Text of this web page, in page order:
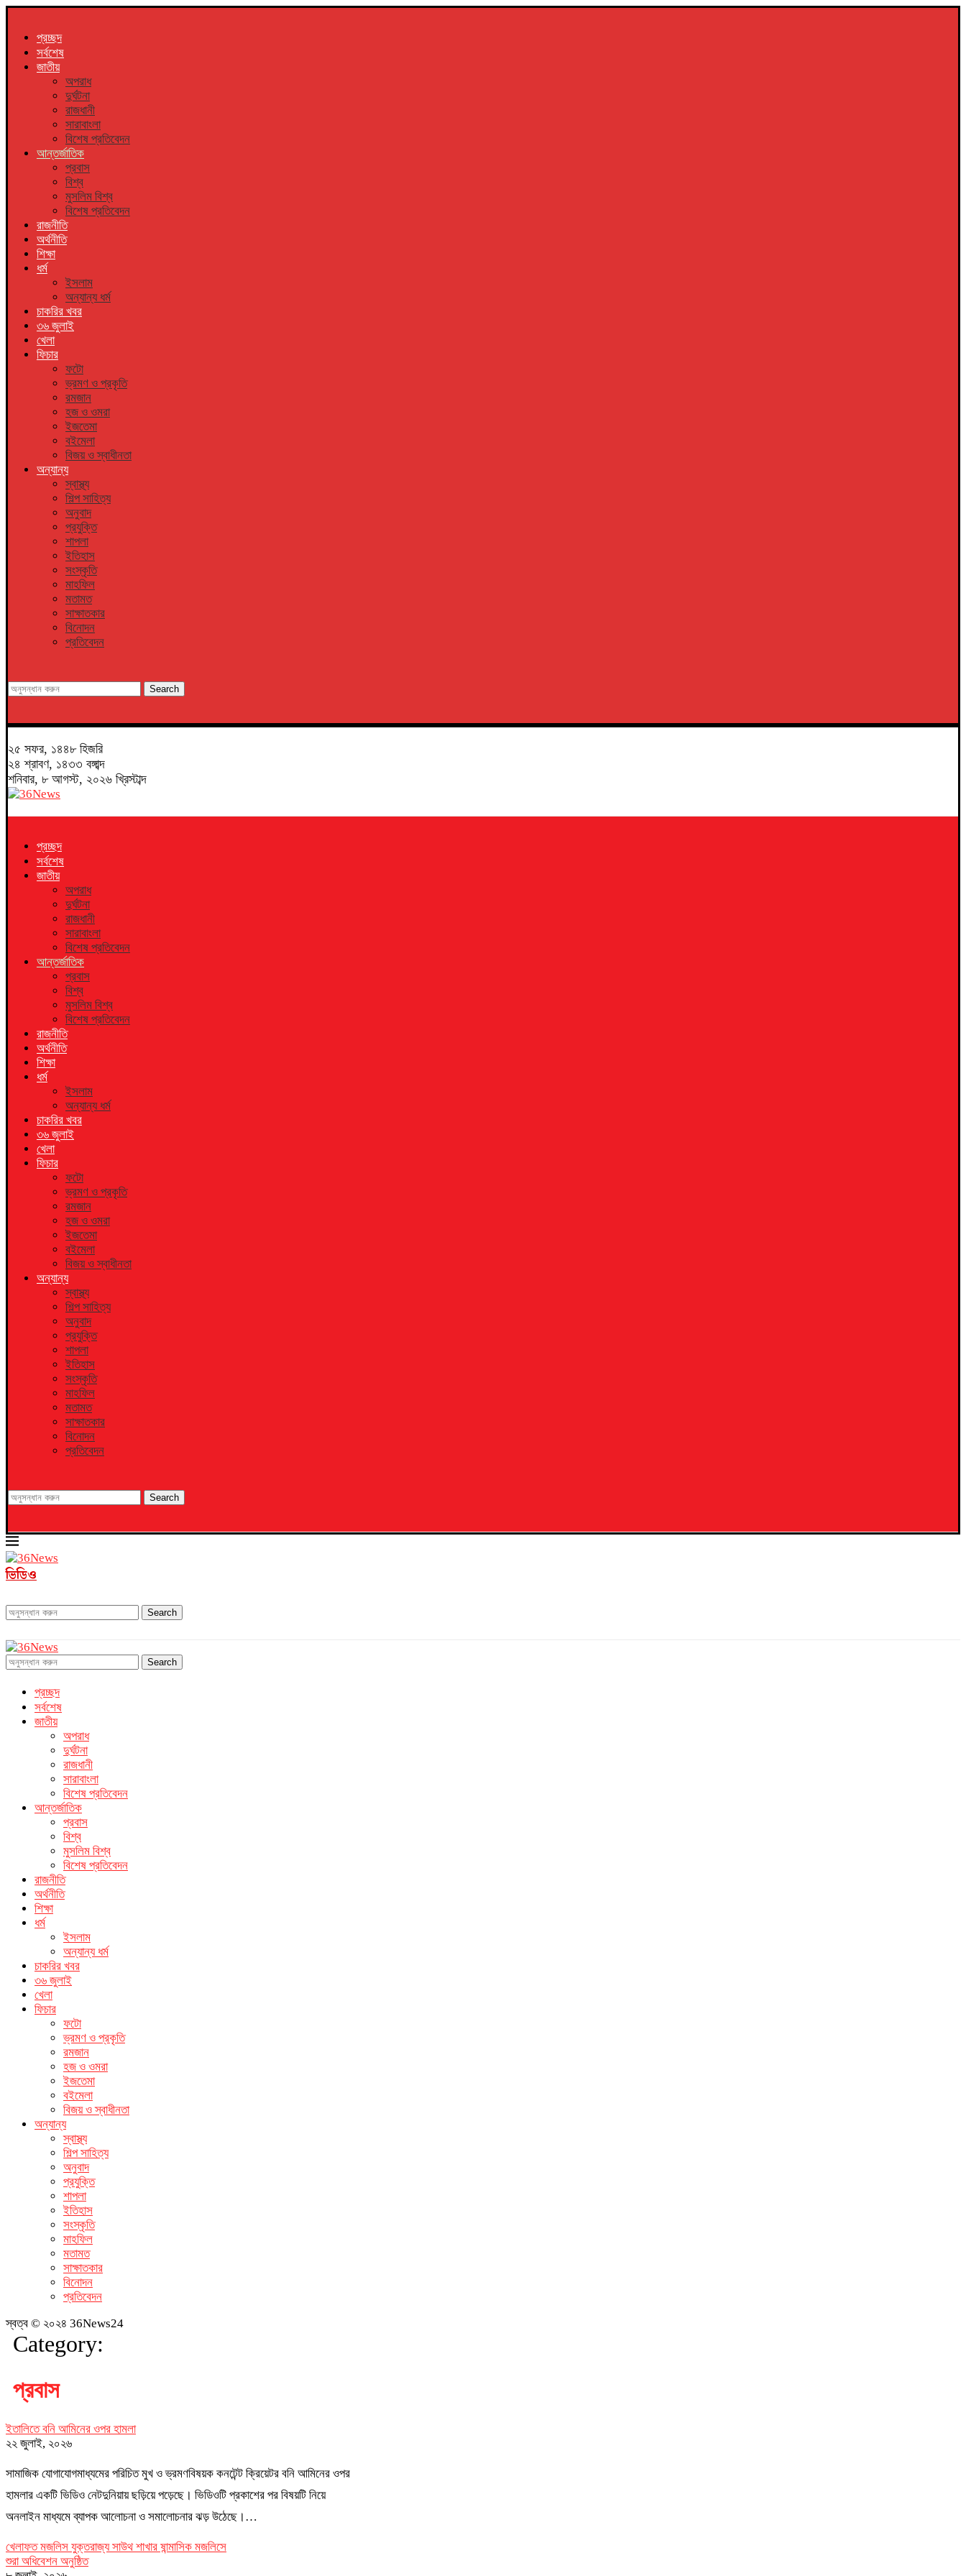
প্রচ্ছদ
সর্বশেষ
জাতীয়
অপরাধ
দুর্ঘটনা
রাজধানী
সারাবাংলা
বিশেষ প্রতিবেদন
আন্তর্জাতিক
প্রবাস
বিশ্ব
মুসলিম বিশ্ব
বিশেষ প্রতিবেদন
রাজনীতি
অর্থনীতি
শিক্ষা
ধর্ম
ইসলাম
অন্যান্য ধর্ম
চাকরির খবর
৩৬ জুলাই
খেলা
ফিচার
ফটো
ভ্রমণ ও প্রকৃতি
রমজান
হজ ও ওমরা
ইজতেমা
বইমেলা
বিজয় ও স্বাধীনতা
অন্যান্য
স্বাস্থ্য
শিল্প সাহিত্য
অনুবাদ
প্রযুক্তি
শাপলা
ইতিহাস
সংস্কৃতি
মাহফিল
মতামত
সাক্ষাতকার
বিনোদন
প্রতিবেদন
Search
২৫ সফর, ১৪৪৮ হিজরি
২৪ শ্রাবণ, ১৪৩৩ বঙ্গাব্দ
শনিবার, ৮ আগস্ট, ২০২৬ খ্রিস্টাব্দ
প্রচ্ছদ
সর্বশেষ
জাতীয়
অপরাধ
দুর্ঘটনা
রাজধানী
সারাবাংলা
বিশেষ প্রতিবেদন
আন্তর্জাতিক
প্রবাস
বিশ্ব
মুসলিম বিশ্ব
বিশেষ প্রতিবেদন
রাজনীতি
অর্থনীতি
শিক্ষা
ধর্ম
ইসলাম
অন্যান্য ধর্ম
চাকরির খবর
৩৬ জুলাই
খেলা
ফিচার
ফটো
ভ্রমণ ও প্রকৃতি
রমজান
হজ ও ওমরা
ইজতেমা
বইমেলা
বিজয় ও স্বাধীনতা
অন্যান্য
স্বাস্থ্য
শিল্প সাহিত্য
অনুবাদ
প্রযুক্তি
শাপলা
ইতিহাস
সংস্কৃতি
মাহফিল
মতামত
সাক্ষাতকার
বিনোদন
প্রতিবেদন
Search
ভিডিও
Search
Search
প্রচ্ছদ
সর্বশেষ
জাতীয়
অপরাধ
দুর্ঘটনা
রাজধানী
সারাবাংলা
বিশেষ প্রতিবেদন
আন্তর্জাতিক
প্রবাস
বিশ্ব
মুসলিম বিশ্ব
বিশেষ প্রতিবেদন
রাজনীতি
অর্থনীতি
শিক্ষা
ধর্ম
ইসলাম
অন্যান্য ধর্ম
চাকরির খবর
৩৬ জুলাই
খেলা
ফিচার
ফটো
ভ্রমণ ও প্রকৃতি
রমজান
হজ ও ওমরা
ইজতেমা
বইমেলা
বিজয় ও স্বাধীনতা
অন্যান্য
স্বাস্থ্য
শিল্প সাহিত্য
অনুবাদ
প্রযুক্তি
শাপলা
ইতিহাস
সংস্কৃতি
মাহফিল
মতামত
সাক্ষাতকার
বিনোদন
প্রতিবেদন
স্বত্ব © ২০২৪ 36News24
Category:
প্রবাস
ইতালিতে বনি আমিনের ওপর হামলা
২২ জুলাই, ২০২৬
সামাজিক যোগাযোগমাধ্যমের পরিচিত মুখ ও ভ্রমণবিষয়ক কনটেন্ট ক্রিয়েটর বনি আমিনের ওপর
হামলার একটি ভিডিও নেটদুনিয়ায় ছড়িয়ে পড়েছে। ভিডিওটি প্রকাশের পর বিষয়টি নিয়ে
অনলাইন মাধ্যমে ব্যাপক আলোচনা ও সমালোচনার ঝড় উঠেছে।…
খেলাফত মজলিস যুক্তরাজ্য সাউথ শাখার ষান্মাসিক মজলিসে
শুরা অধিবেশন অনুষ্ঠিত